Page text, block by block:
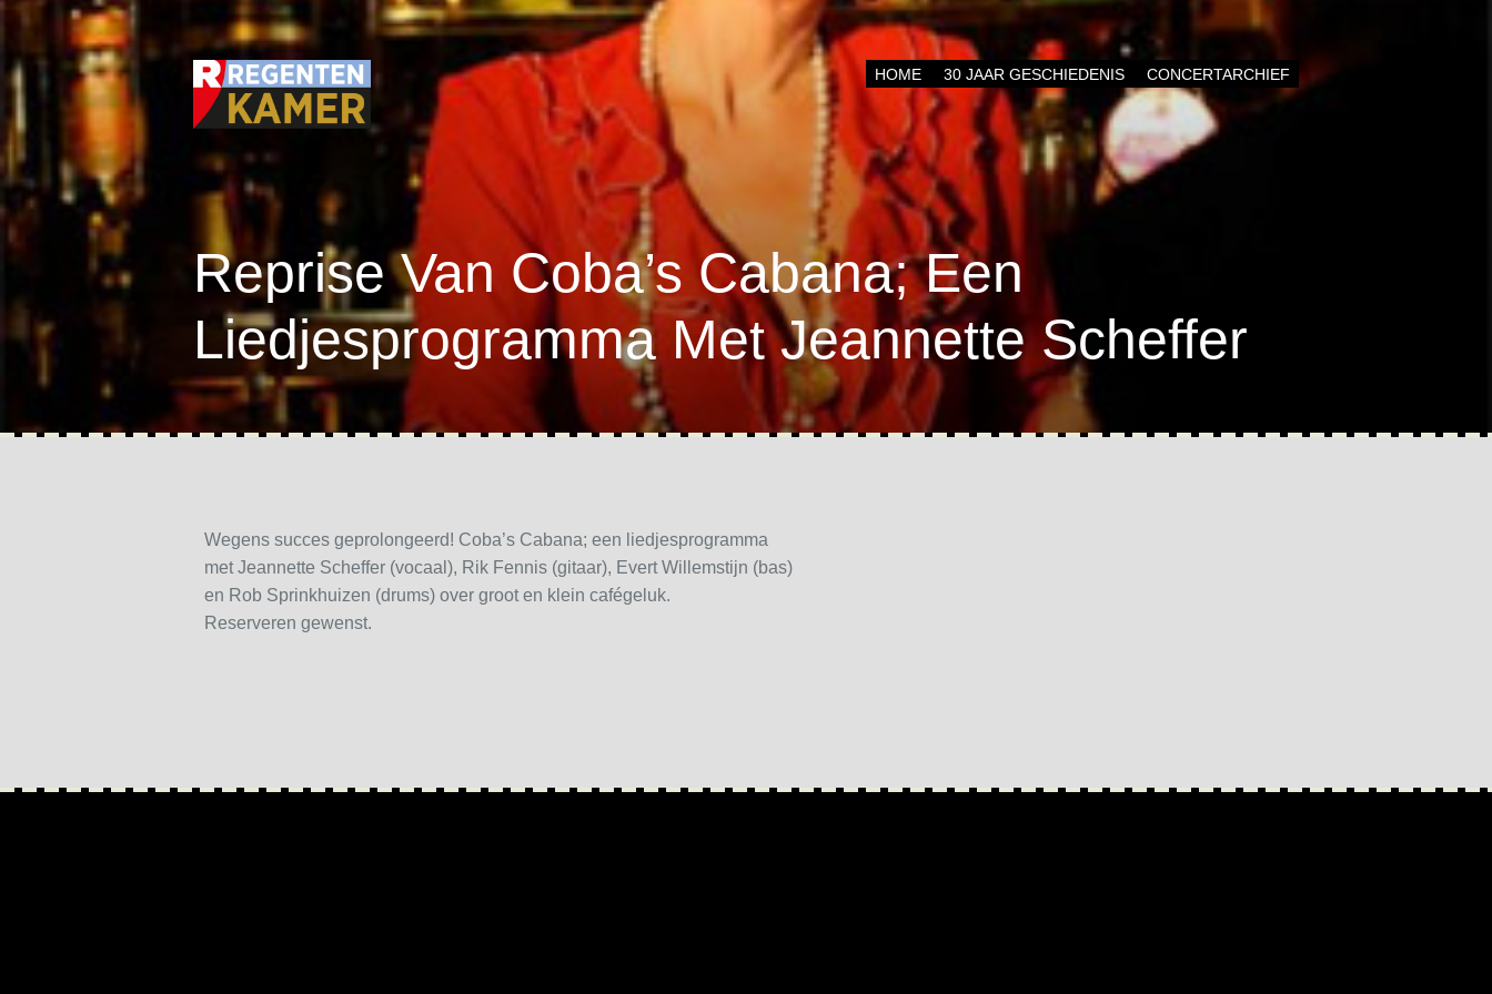
Menu
SKIP TO CONTENT HOME 30 JAAR GESCHIEDENIS CONCERTARCHIEF
Reprise Van Coba’s Cabana; Een
Liedjesprogramma Met Jeannette Scheffer
Wegens succes geprolongeerd! Coba’s Cabana; een liedjesprogramma
met Jeannette Scheffer (vocaal), Rik Fennis (gitaar), Evert Willemstijn (bas)
en Rob Sprinkhuizen (drums) over groot en klein cafégeluk.
Reserveren gewenst.